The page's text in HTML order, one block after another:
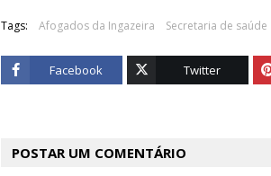
Tags: Afogados da Ingazeira Secretaria de saúde
Facebook Twitter
POSTAR UM COMENTÁRIO